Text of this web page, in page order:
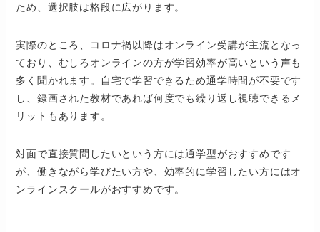
ため、選択肢は格段に広がります。
実際のところ、コロナ禍以降はオンライン受講が主流となっ
ており、むしろオンラインの方が学習効率が高いという声も
多く聞かれます。自宅で学習できるため通学時間が不要です
し、録画された教材であれば何度でも繰り返し視聴できるメ
リットもあります。
対面で直接質問したいという方には通学型がおすすめです
が、働きながら学びたい方や、効率的に学習したい方にはオ
ンラインスクールがおすすめです。